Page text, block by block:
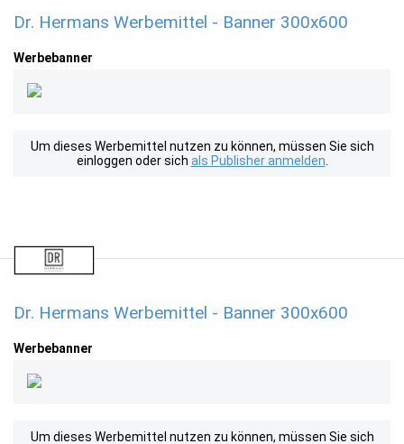
Dr. Hermans Werbemittel - Banner 300x600
Werbebanner
Um dieses Werbemittel nutzen zu können, müssen Sie sich
einloggen oder sich als Publisher anmelden
Dr. Hermans Werbemittel - Banner 300x600
Werbebanner
Um dieses Werbemittel nutzen zu können, müssen Sie sich